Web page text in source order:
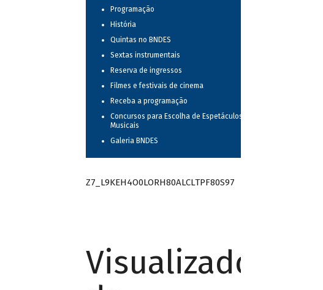
Programação
História
Quintas no BNDES
Sextas instrumentais
Reserva de ingressos
Filmes e festivais de cinema
Receba a programação
Concursos para Escolha de Espetáculos
Musicais
Galeria BNDES
Z7_L9KEH4O0LORH80ALCLTPF80S97
Visualizador